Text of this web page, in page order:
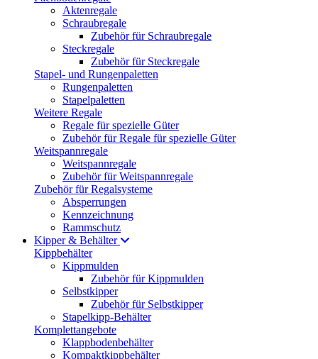
Aktenregale
Schraubregale
Zubehör für Schraubregale
Steckregale
Zubehör für Steckregale
Stapel- und Rungenpaletten
Rungenpaletten
Stapelpaletten
Weitere Regale
Regale für spezielle Güter
Zubehör für Regale für spezielle Güter
Weitspannregale
Weitspannregale
Zubehör für Weitspannregale
Zubehör für Regalsysteme
Absperrungen
Kennzeichnung
Rammschutz
Kipper & Behälter
Kippbehälter
Kippmulden
Zubehör für Kippmulden
Selbstkipper
Zubehör für Selbstkipper
Stapelkipp-Behälter
Komplettangebote
Klappbodenbehälter
Kompaktkippbehälter